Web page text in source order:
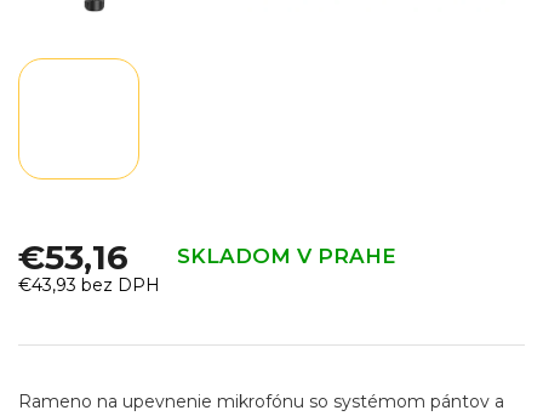
€53,16 SKLADOM V PRAHE
€43,93 bez DPH
cena:
Rameno na upevnenie mikrofónu so systémom pántov a